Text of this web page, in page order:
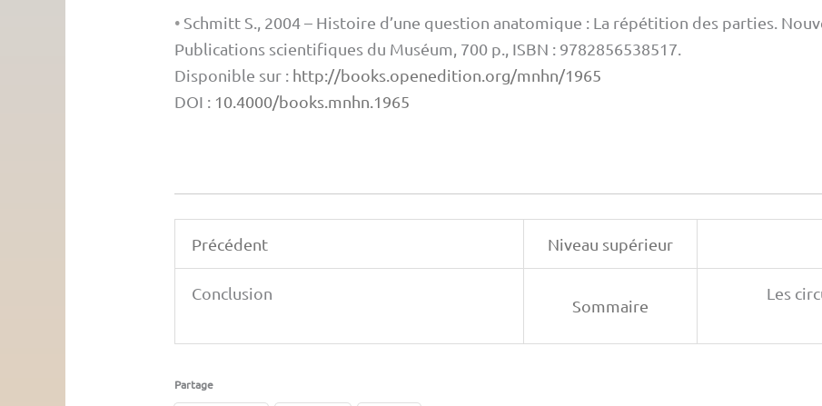
• Schmitt S., 2004 – Histoire d’une question anatomique : La répétition des parties.
Publications scientifiques du Muséum, 700 p., ISBN : 9782856538517.
Disponible sur : http://books.openedition.org/mnhn/1965
DOI : 10.4000/books.mnhn.1965
Précédent Niveau supérieur
Conclusion
Sommaire
Les
Partage